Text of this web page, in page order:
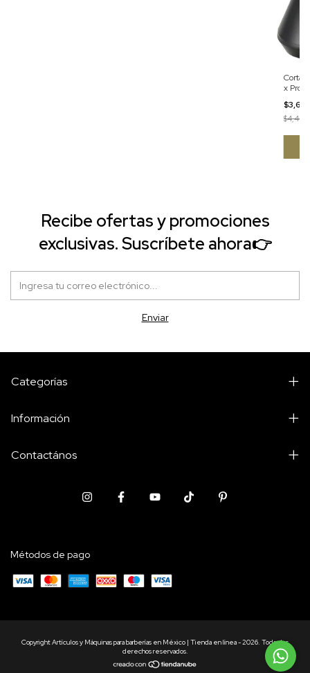
x Pro
Recibe ofertas y promociones
exclusivas. Suscríbete ahora👉
Categorías
Información
Contactános
Métodos de pago
Copyright Artículos y Máquinas para barberías en México | Tienda en línea - 2026. Todos los
derechos reservados.